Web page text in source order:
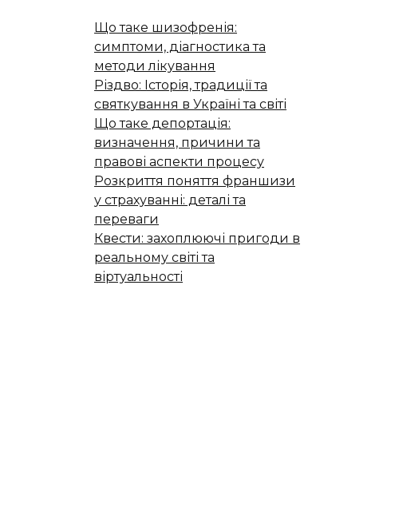
Що таке шизофренія:
симптоми, діагностика та
методи лікування
Різдво: Історія, традиції та
святкування в Україні та світі
Що таке депортація:
визначення, причини та
правові аспекти процесу
Розкриття поняття франшизи
у страхуванні: деталі та
переваги
Квести: захоплюючі пригоди в
реальному світі та
віртуальності